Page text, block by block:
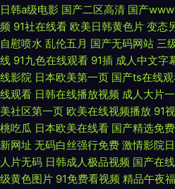
日韩a级电影 国产二区高清 国产
频 91社在线看 欧美日韩黄色片 变态
自慰喷水 乱伦五月 国产无码网站 三
线 91九色在线观看 91插 成人中文字
线影院 日本欧美第一页 国产ts在线
线观看 日韩在线播放视频 成人大片
美社区第一页 欧美在线视频播放 91
桃吃瓜 日本欧美在线看 国产精选免
新网址 无码白丝强行免费 激情影院
人片无码 日韩成人极品视频 国产在
级黄色图片 91免费看视频 精品午夜